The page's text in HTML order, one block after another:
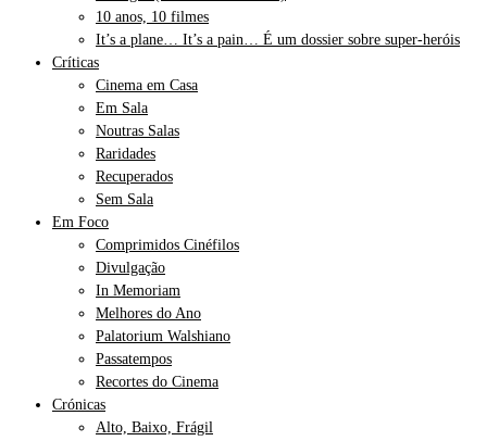
10 anos, 10 filmes
It’s a plane… It’s a pain… É um dossier sobre super-heróis
Críticas
Cinema em Casa
Em Sala
Noutras Salas
Raridades
Recuperados
Sem Sala
Em Foco
Comprimidos Cinéfilos
Divulgação
In Memoriam
Melhores do Ano
Palatorium Walshiano
Passatempos
Recortes do Cinema
Crónicas
Alto, Baixo, Frágil